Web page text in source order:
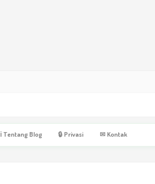
ℹ Tentang Blog 🔒 Privasi ✉ Kontak